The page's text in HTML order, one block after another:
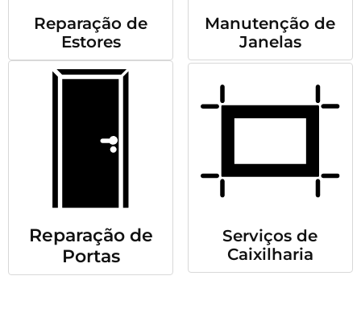
Reparação de
Estores
Manutenção de
Janelas
Reparação de
Portas
Serviços de
Caixilharia